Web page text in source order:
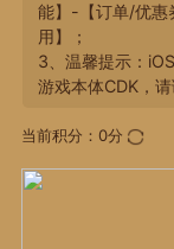
能】-【订单/优惠
用】；
3、温馨提示：
游戏本体CDK，请
当前积分： 0分